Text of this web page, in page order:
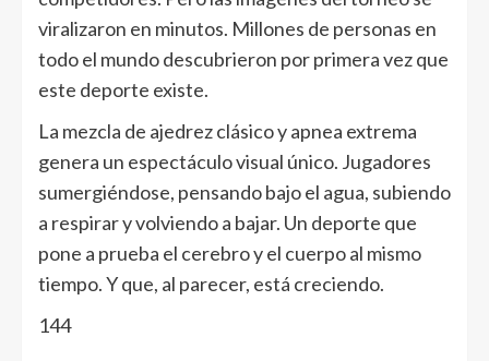
viralizaron en minutos. Millones de personas en
todo el mundo descubrieron por primera vez que
este deporte existe.
La mezcla de ajedrez clásico y apnea extrema
genera un espectáculo visual único. Jugadores
sumergiéndose, pensando bajo el agua, subiendo
a respirar y volviendo a bajar. Un deporte que
pone a prueba el cerebro y el cuerpo al mismo
tiempo. Y que, al parecer, está creciendo.
144